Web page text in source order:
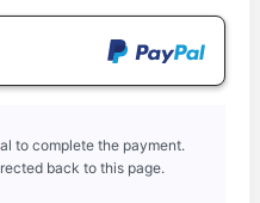
to complete the payment.
back to this page.